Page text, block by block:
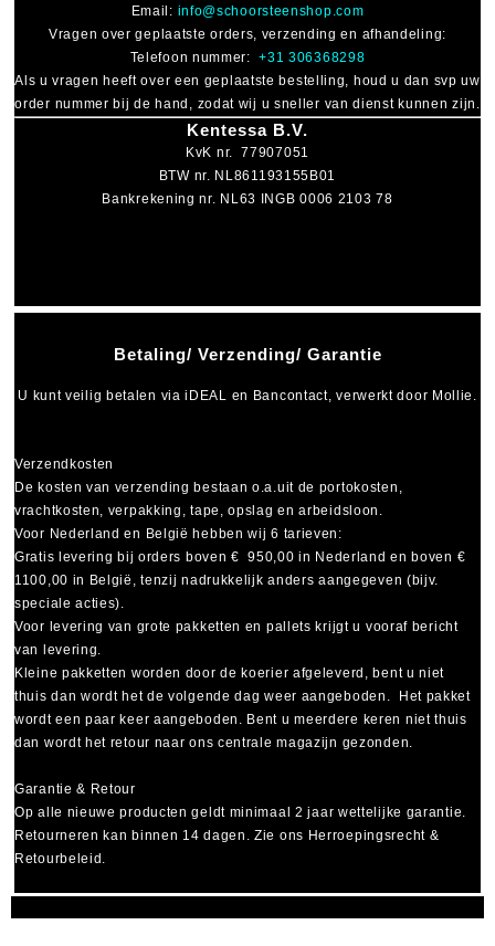
Betaling/ Verzending/ Garantie
U kunt veilig betalen viaiDEAL en Bancontact, verwerkt door Mollie.
Verzendkosten
De kosten van verzending bestaan o.a.uit de portokosten,
vrachtkosten, verpakking, tape, opslag en arbeidsloon.
Voor Nederland en België hebben wij 6 tarieven:
Gratis levering bij orders boven € 950,00 in Nederland en boven €
1100,00 in België, tenzij nadrukkelijk anders aangegeven (bijv.
speciale acties).
Voor levering van grote pakketten en pallets krijgt u vooraf bericht
van levering.
Kleine pakketten worden door de koerier afgeleverd, bent u niet
thuis dan wordt het de volgende dag weer aangeboden. Het pakket
wordt een paar keer aangeboden. Bent u meerdere keren niet thuis
dan wordt het retour naar ons centrale magazijn gezonden.
Garantie & Retour
Op alle nieuwe producten geldt minimaal2 jaar wettelijke garantie.
Retourneren kan binnen 14 dagen. Zie ons Herroepingsrecht &
Retourbeleid.
Email: info@schoorsteenshop.com
Vragen over geplaatste orders, verzending en afhandeling:
Telefoon nummer:+31 306368298
Als u vragen heeft over een geplaatste bestelling, houd u dan svp uw
order nummer bij de hand, zodat wij u sneller van dienst kunnen zijn.
Kentessa B.V.
KvK nr. 77907051
BTW nr. NL861193155B01
Bankrekening nr. NL63 INGB 0006 2103 78